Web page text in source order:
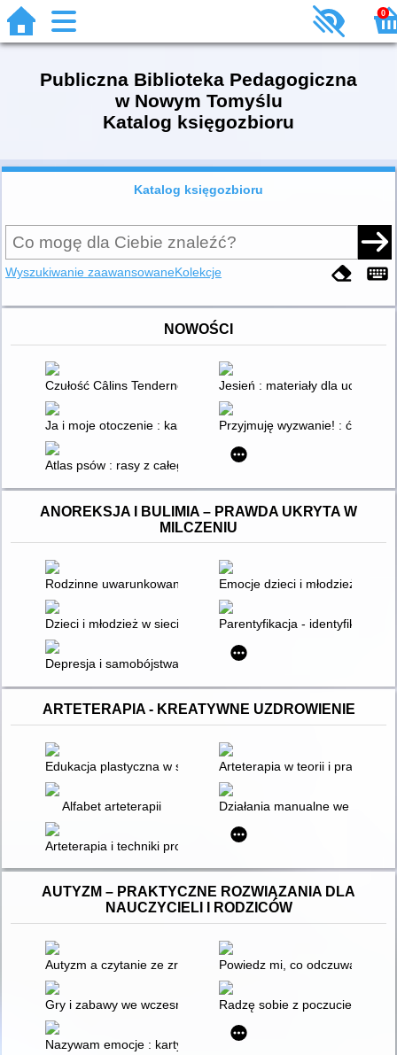
0
Publiczna Biblioteka Pedagogiczna
w Nowym Tomyślu
Katalog księgozbioru
Katalog księgozbioru
Wyszukiwanie zaawansowaneKolekcje
NOWOŚCI
Czułość Câlins Tenderness Jesień : materiały dla uczniów
Ja i moje otoczenie : karty pracy dla uczniów z
Przyjmuję wyzwanie! :
Atlas psów : rasy z całego świata
ANOREKSJA I BULIMIA – PRAWDA UKRYTA W
MILCZENIU
Rodzinne uwarunkowania zachowania dziecka w świetle
Emocje dzieci i młodzieży z
Dzieci i młodzież w sieci zagrożeń realnych i wirtualnych :
Parentyfikacja - identyfikacja i
Depresja i samobójstwa dzieci i młodzieży : żyć nie umierać -
ARTETERAPIA - KREATYWNE UZDROWIENIE
Edukacja plastyczna w szkolnej przestrzeni XXI wieku :
Arteterapia w teorii i praktyce
Alfabet arteterapii Działania manualne we
Arteterapia i techniki projekcyjne w pracy z dziećmi i młodzieżą
AUTYZM – PRAKTYCZNE ROZWIĄZANIA DLA
NAUCZYCIELI I RODZICÓW
Autyzm a czytanie ze zrozumieniem : gotowe scenariusze
Powiedz mi, co odczuwasz :
Gry i zabawy we wczesnej interwencji : ćwiczenia dla dzieci
Radzę sobie z poczuciem lęku
Nazywam emocje : karty pracy dla dzieci ze specjalnymi